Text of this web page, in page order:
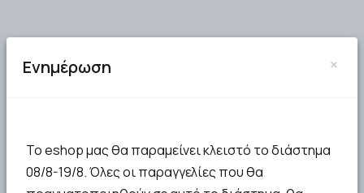
Ενημέρωση ×
Το eshop μας θα παραμείνει κλειστό το διάστημα
08/8-19/8. Όλες οι παραγγελίες που θα